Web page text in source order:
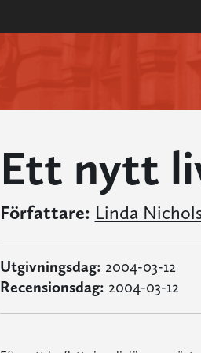
Ett nytt
Författare: Linda
Utgivningsdag: 2004-03-12
Recensionsdag: 2004-03-12